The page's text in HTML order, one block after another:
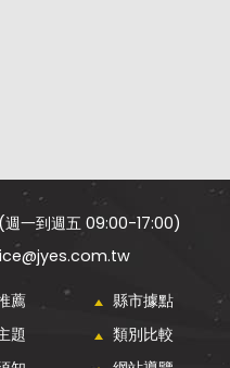
一到週五 09:00-17:00)
薦
縣市據點
題
類別比較